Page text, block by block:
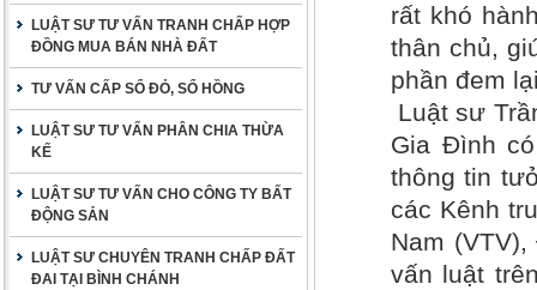
LUẬT SƯ TƯ VẤN TRANH CHẤP HỢP
ĐỒNG MUA BÁN NHÀ ĐẤT
TƯ VẤN CẤP SỔ ĐỎ, SỔ HỒNG
LUẬT SƯ TƯ VẤN PHÂN CHIA THỪA
KẾ
LUẬT SƯ TƯ VẤN CHO CÔNG TY BẤT
ĐỘNG SẢN
LUẬT SƯ CHUYÊN TRANH CHẤP ĐẤT
ĐAI TẠI BÌNH CHÁNH
rất khó
thân chủ,
phần đem
Luật sư
Gia Đình
thông tin
các Kênh
Nam
vấn luật